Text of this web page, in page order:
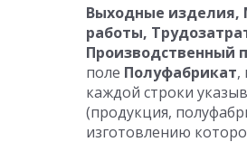
Выходные изделия,
работы,
Производственный
поле Полуфабрикат,
каждой строки
(продукция,
изготовлению